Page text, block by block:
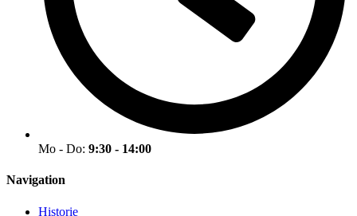
Mo - Do: 9:30 - 14:00
Navigation
Historie